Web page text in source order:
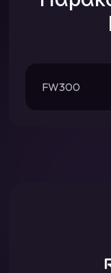
FW300